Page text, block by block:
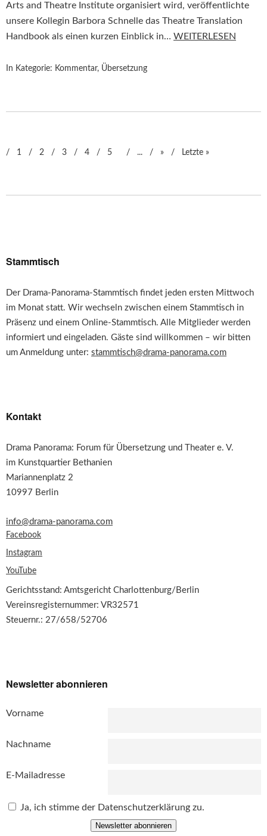
Arts and Theatre Institute organisiert wird, veröffentlichte
unsere Kollegin Barbora Schnelle das Theatre Translation
Handbook als einen kurzen Einblick in… WEITERLESEN
In Kategorie: Kommentar, Übersetzung
1 2 3 4 5 ... » Letzte »
Stammtisch
Der Drama-Panorama-Stammtisch findet jeden ersten Mittwoch
im Monat statt. Wir wechseln zwischen einem Stammtisch in
Präsenz und einem Online-Stammtisch. Alle Mitglieder werden
informiert und eingeladen. Gäste sind willkommen – wir bitten
um Anmeldung unter: stammtisch@drama-panorama.com
Kontakt
Drama Panorama: Forum für Übersetzung und Theater e. V.
im Kunstquartier Bethanien
Mariannenplatz 2
10997 Berlin
info@drama-panorama.com
Facebook
Instagram
YouTube
Gerichtsstand: Amtsgericht Charlottenburg/Berlin
Vereinsregisternummer: VR32571
Steuernr.: 27/658/52706
Newsletter abonnieren
Vorname
Nachname
E-Mailadresse
Ja, ich stimme der Datenschutzerklärung zu.
Newsletter abonnieren